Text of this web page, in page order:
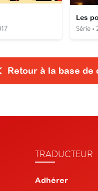
Les
Série •
Retour à la base de
TRADUCTEUR
Adhérer